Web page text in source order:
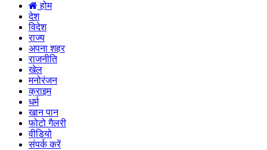
होम
देश
विदेश
राज्य
अपना शहर
राजनीति
खेल
मनोरंजन
क्राइम
धर्म
खान पान
फोटो गैलरी
वीडियो
संपर्क करें